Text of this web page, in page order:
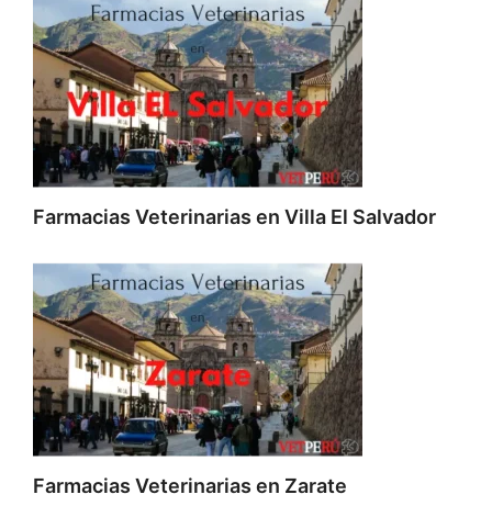
Farmacias Veterinarias en Villa El Salvador
Farmacias Veterinarias en Zarate